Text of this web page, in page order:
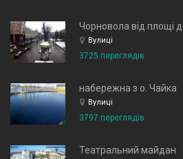
Чорновола від площі
Вулиці
3725 переглядів
набережна з о. Чайка
Вулиці
3797 переглядів
Театральний майдан